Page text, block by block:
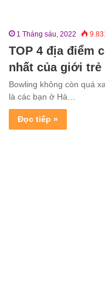
1 Tháng sáu, 2022
TOP 4 địa điểm
nhất của giới trẻ
Bowling không còn quá
là các bạn ở Hà…
Đọc tiếp »